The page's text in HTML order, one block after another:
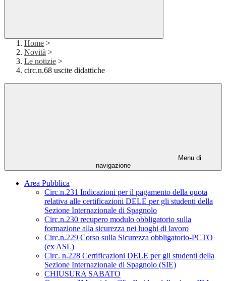
Home >
Novità >
Le notizie >
circ.n.68 uscite didattiche
Menu di
navigazione
Area Pubblica
Circ.n.231 Indicazioni per il pagamento della quota
relativa alle certificazioni DELE per gli studenti della
Sezione Internazionale di Spagnolo
Circ.n.230 recupero modulo obbligatorio sulla
formazione alla sicurezza nei luoghi di lavoro
Circ.n.229 Corso sulla Sicurezza obbligatorio-PCTO
(ex ASL)
Circ. n.228 Certificazioni DELE per gli studenti della
Sezione Internazionale di Spagnolo (SIE)
CHIUSURA SABATO